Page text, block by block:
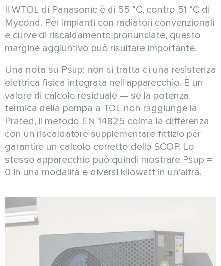
Il WTOL di Panasonic è di 55 °C, contro 51 °C di
Mycond. Per impianti con radiatori convenzionali
e curve di riscaldamento pronunciate, questo
margine aggiuntivo può risultare importante.
Una nota su Psup: non si tratta di una resistenza
elettrica fisica integrata nell'apparecchio. È un
valore di calcolo residuale — se la potenza
termica della pompa a TOL non raggiunge la
Prated, il metodo EN 14825 colma la differenza
con un riscaldatore supplementare fittizio per
garantire un calcolo corretto dello SCOP. Lo
stesso apparecchio può quindi mostrare Psup =
0 in una modalità e diversi kilowatt in un'altra.